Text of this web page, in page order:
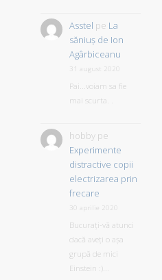
Asstel pe La
săniuş de Ion
Agârbiceanu
31 august 2020
Pai...voiam sa fie
mai scurta. .
hobbype
Experimente
distractive copii
electrizarea prin
frecare
30 aprilie 2020
Bucurați-vă atunci
dacă aveți o așa
grupă de mici
Einstein :)...